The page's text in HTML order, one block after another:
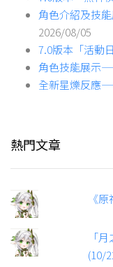
角色介紹及技
2026/08/05
7.0版本「活動
角色技能展示
全新星爍反應
熱門文章
《
「
(10/